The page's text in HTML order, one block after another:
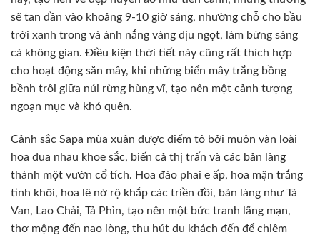
sẽ tan dần vào khoảng 9-10 giờ sáng, nhường chỗ cho bầu
trời xanh trong và ánh nắng vàng dịu ngọt, làm bừng sáng
cả không gian. Điều kiện thời tiết này cũng rất thích hợp
cho hoạt động săn mây, khi những biển mây trắng bồng
bềnh trôi giữa núi rừng hùng vĩ, tạo nên một cảnh tượng
ngoạn mục và khó quên.
Cảnh sắc Sapa mùa xuân được điểm tô bởi muôn vàn loài
hoa đua nhau khoe sắc, biến cả thị trấn và các bản làng
thành một vườn cổ tích. Hoa đào phai e ấp, hoa mận trắng
tinh khôi, hoa lê nở rộ khắp các triền đồi, bản làng như Tả
Van, Lao Chải, Tả Phìn, tạo nên một bức tranh lãng mạn,
thơ mộng đến nao lòng, thu hút du khách đến để chiêm